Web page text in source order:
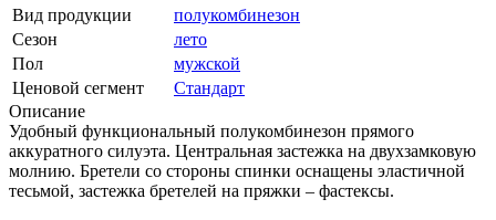
Вид продукции
полукомбинезон
Сезон
лето
Пол
мужской
Ценовой сегмент
Стандарт
Описание
Удобный функциональный полукомбинезон прямого
аккуратного силуэта. Центральная застежка на двухзамковую
молнию. Бретели со стороны спинки оснащены эластичной
тесьмой, застежка бретелей на пряжки – фастексы.